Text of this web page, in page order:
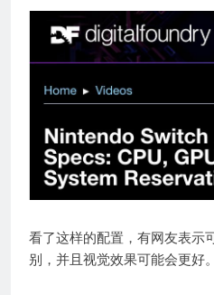
看了这样的配置，有网友表示
别，并且视觉效果可能会更好。